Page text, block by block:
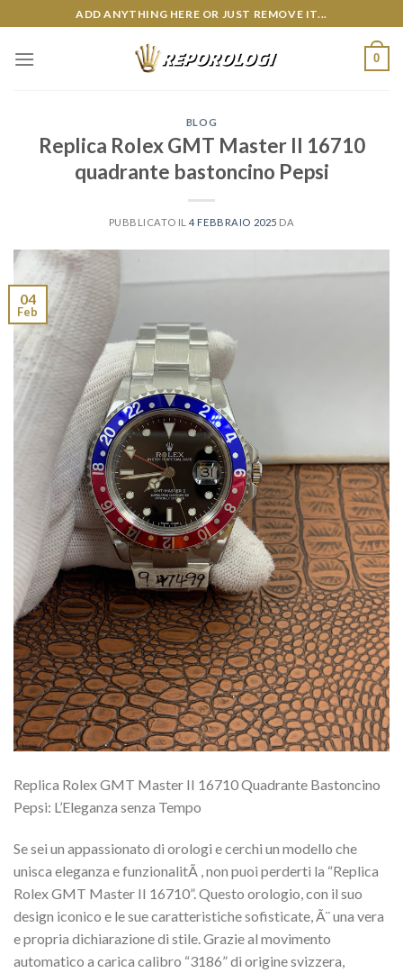
to
content
ADD ANYTHING HERE OR JUST REMOVE IT...
0
BLOG
Replica Rolex GMT Master II 16710
quadrante bastoncino Pepsi
PUBBLICATO IL4 FEBBRAIO 2025 DA
04
Feb
Replica Rolex GMT Master II 16710 Quadrante Bastoncino
Pepsi: L’Eleganza senza Tempo
Se sei un appassionato di orologi e cerchi un modello che
unisca eleganza e funzionalitÃ , non puoi perderti la “Replica
Rolex GMT Master II 16710”. Questo orologio, con il suo
design iconico e le sue caratteristiche sofisticate, Ã¨ una vera
e propria dichiarazione di stile. Grazie al movimento
automatico a carica calibro “3186” di origine svizzera,